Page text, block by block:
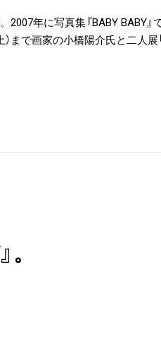
年に写真集『BABY BABY』
）まで画家の小橋陽介氏と二人展